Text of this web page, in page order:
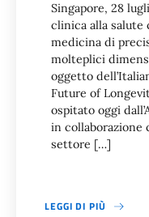
Singapore, 28
clinica alla salute
medicina di
molteplici
oggetto
Future of
ospitato oggi
in collaborazione
settore […]
LEGGI DI PIÙ